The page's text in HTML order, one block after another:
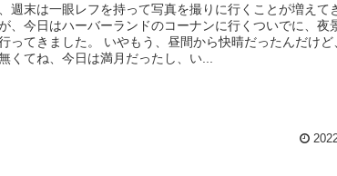
週末は一眼レフを持って写真を撮りに行くことが増えて
、今日はハーバーランドのコーナンに行くついでに、夜
ってきました。 いやもう、昼間から快晴だったんだけど
くてね、今日は満月だったし、い...